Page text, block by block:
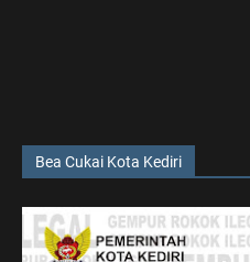
Bea Cukai Kota Kediri